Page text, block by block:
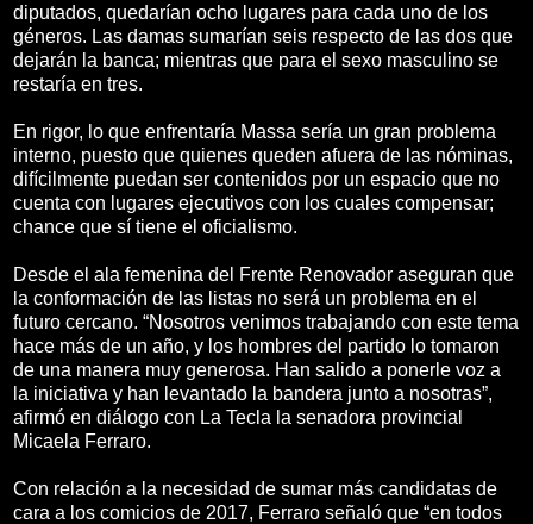
diputados, quedarían ocho lugares para cada uno de los
géneros. Las damas sumarían seis respecto de las dos que
dejarán la banca; mientras que para el sexo masculino se
restaría en tres.
En rigor, lo que enfrentaría Massa sería un gran problema
interno, puesto que quienes queden afuera de las nóminas,
difícilmente puedan ser contenidos por un espacio que no
cuenta con lugares ejecutivos con los cuales compensar;
chance que sí tiene el oficialismo.
Desde el ala femenina del Frente Renovador aseguran que
la conformación de las listas no será un problema en el
futuro cercano. “Nosotros venimos trabajando con este tema
hace más de un año, y los hombres del partido lo tomaron
de una manera muy generosa. Han salido a ponerle voz a
la iniciativa y han levantado la bandera junto a nosotras”,
afirmó en diálogo con La Tecla la senadora provincial
Micaela Ferraro.
Con relación a la necesidad de sumar más candidatas de
cara a los comicios de 2017, Ferraro señaló que “en todos